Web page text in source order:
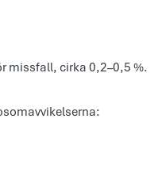
missfall, cirka 0,2–0,5 %.